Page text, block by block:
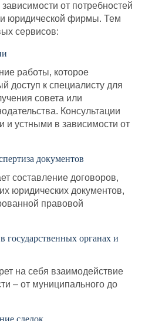
от потребностей
юридической фирмы. Тем
сервисов:
работы, которое
доступ к специалисту для
совета или
Консультации
и устными в зависимости от
документов
составление договоров,
юридических документов,
правовой
государственных органах и
на себя взаимодействие
– от муниципального до
сделок